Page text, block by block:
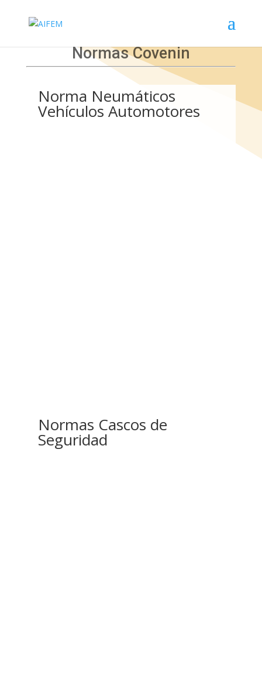
Normas Covenin
Norma Neumáticos
Vehículos Automotores
Normas Cascos de
Seguridad